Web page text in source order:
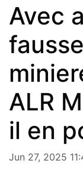
Avec
ALR
il en
Jun 27, 2025